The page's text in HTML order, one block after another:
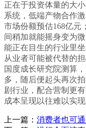
正在于投资体量的大
系统，低端产物合作
市场份额预估168亿元
间稍加就能摇身变为
能正在目生的行业里
从业者可能被代替的
国度成长研究院测算
多，随后便起头再次
剧行业，配合营制更
成本呈现以往难以实现
上一篇： 消费者也可